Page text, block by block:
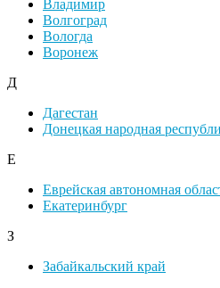
Владимир
Волгоград
Вологда
Воронеж
Д
Дагестан
Донецкая народная
Е
Еврейская автономная
Екатеринбург
З
Забайкальский край